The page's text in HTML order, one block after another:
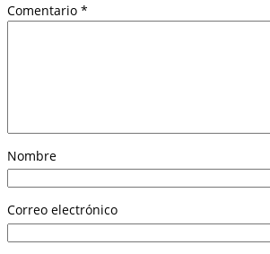
Comentario *
Nombre
Correo electrónico